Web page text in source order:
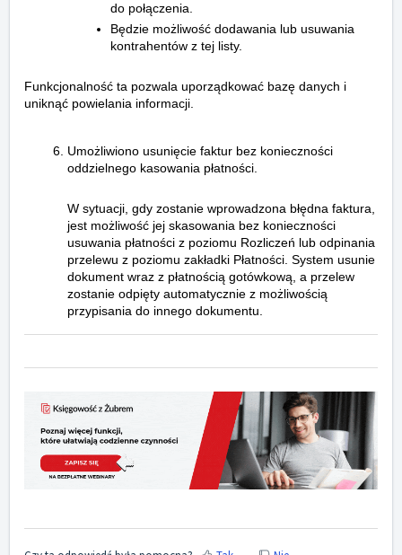
do połączenia.
Będzie możliwość dodawania lub usuwania
kontrahentów z tej listy.
Funkcjonalność ta pozwala uporządkować bazę danych i
uniknąć powielania informacji.
Umożliwiono usunięcie faktur bez konieczności
oddzielnego kasowania płatności.
W sytuacji, gdy zostanie wprowadzona błędna faktura,
jest możliwość jej skasowania bez konieczności
usuwania płatności z poziomu Rozliczeń lub odpinania
przelewu z poziomu zakładki Płatności. System usunie
dokument wraz z płatnością gotówkową, a przelew
zostanie odpięty automatycznie z możliwością
przypisania do innego dokumentu.